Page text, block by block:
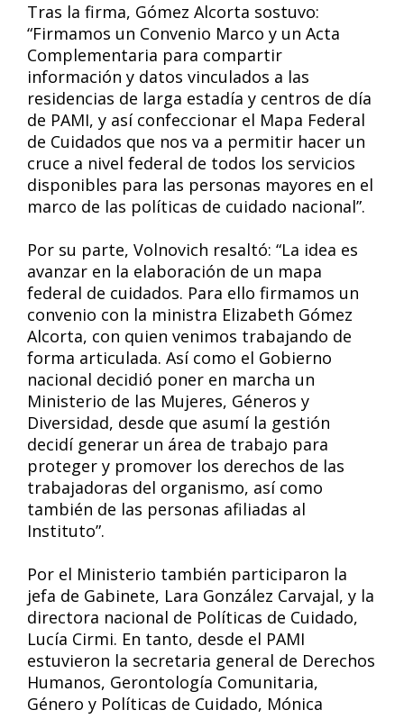
Tras la firma, Gómez Alcorta sostuvo:
“Firmamos un Convenio Marco y un Acta
Complementaria para compartir
información y datos vinculados a las
residencias de larga estadía y centros de día
de PAMI, y así confeccionar el Mapa Federal
de Cuidados que nos va a permitir hacer un
cruce a nivel federal de todos los servicios
disponibles para las personas mayores en el
marco de las políticas de cuidado nacional”.
Por su parte, Volnovich resaltó: “La idea es
avanzar en la elaboración de un mapa
federal de cuidados. Para ello firmamos un
convenio con la ministra Elizabeth Gómez
Alcorta, con quien venimos trabajando de
forma articulada. Así como el Gobierno
nacional decidió poner en marcha un
Ministerio de las Mujeres, Géneros y
Diversidad, desde que asumí la gestión
decidí generar un área de trabajo para
proteger y promover los derechos de las
trabajadoras del organismo, así como
también de las personas afiliadas al
Instituto”.
Por el Ministerio también participaron la
jefa de Gabinete, Lara González Carvajal, y la
directora nacional de Políticas de Cuidado,
Lucía Cirmi. En tanto, desde el PAMI
estuvieron la secretaria general de Derechos
Humanos, Gerontología Comunitaria,
Género y Políticas de Cuidado, Mónica